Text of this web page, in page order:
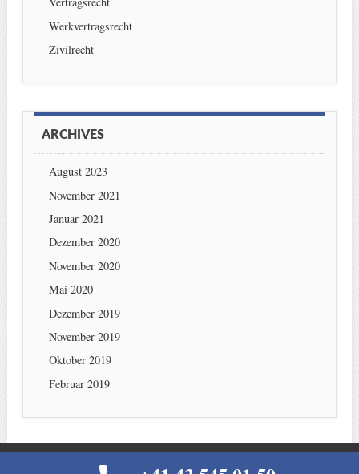
Werkvertragsrecht
Zivilrecht
ARCHIVES
August 2023
November 2021
Januar 2021
Dezember 2020
November 2020
Mai 2020
Dezember 2019
November 2019
Oktober 2019
Februar 2019